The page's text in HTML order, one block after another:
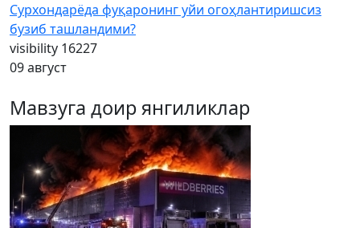
Сурхондарёда фуқаронинг уйи огоҳлантиришсиз
бузиб ташландими?
visibility 16227
09 август
Мавзуга доир янгиликлар